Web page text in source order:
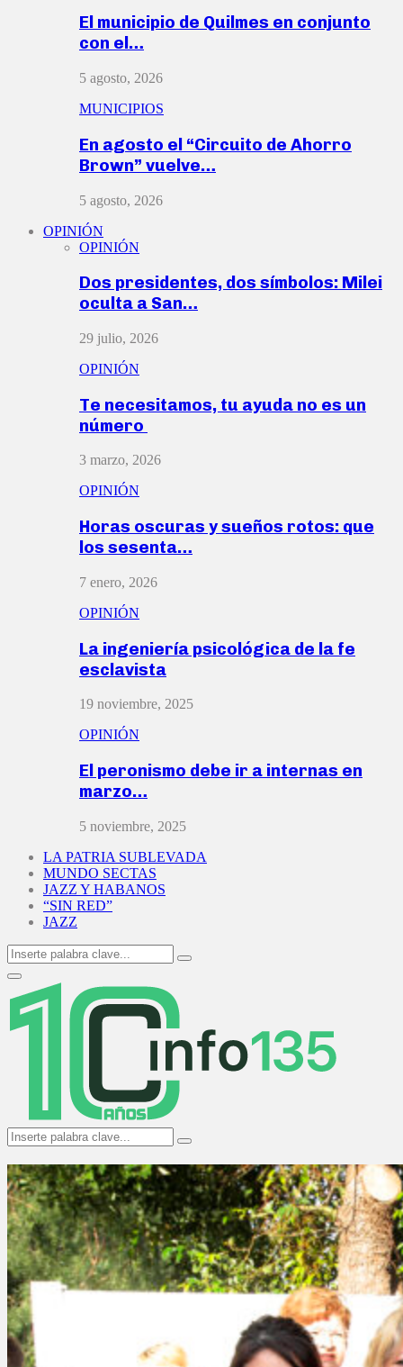
El municipio de Quilmes en conjunto
con el…
5 agosto, 2026
MUNICIPIOS
En agosto el “Circuito de Ahorro
Brown” vuelve…
5 agosto, 2026
OPINIÓN
OPINIÓN
Dos presidentes, dos símbolos: Milei
oculta a San…
29 julio, 2026
OPINIÓN
Te necesitamos, tu ayuda no es un
número
3 marzo, 2026
OPINIÓN
Horas oscuras y sueños rotos: que
los sesenta…
7 enero, 2026
OPINIÓN
La ingeniería psicológica de la fe
esclavista
19 noviembre, 2025
OPINIÓN
El peronismo debe ir a internas en
marzo…
5 noviembre, 2025
LA PATRIA SUBLEVADA
MUNDO SECTAS
JAZZ Y HABANOS
“SIN RED”
JAZZ
Search
for:
Search
Primary
Menu
Search
for:
Search